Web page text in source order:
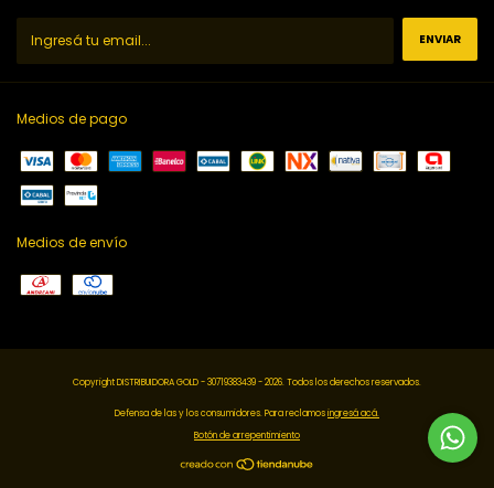
Medios de pago
Medios de envío
Copyright DISTRIBUIDORA GOLD - 30719383439 - 2026. Todos los derechos reservados.
Defensa de las y los consumidores. Para reclamosingresá acá.
Botón de arrepentimiento